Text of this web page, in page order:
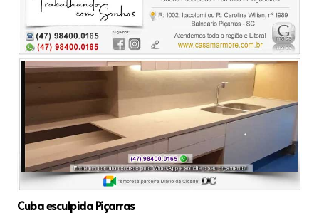
Cuba esculpida Piçarras